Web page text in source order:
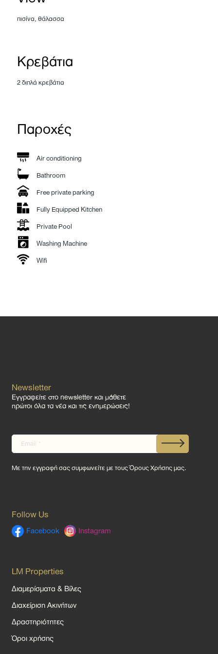
πισίνα, θάλασσα
Κρεβάτια
2 διπλά κρεβάτια
Παροχές
Air conditioning
Bathroom
Free private parking
Fully Equipped Kitchen
Private Pool
Washing Machine
Wifi
Newsletter
Εγγραφείτε στο newsletter και μάθετε
πρώτοι όλα τα νέα και τις ενημερώσεις!
Με την εγγραφή σας συμφωνείτε με τουςΌρους Χρήσης μας.
Follow Us
Facebook Instagram
LM Properties
Διαμερίσματα & Βίλες
Διαχείριση Ακινήτων
Δραστηριότητες
Όροι χρήσης